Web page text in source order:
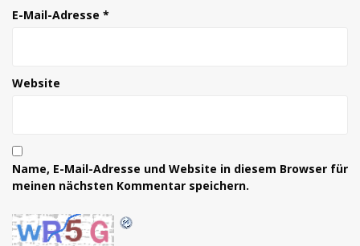
E-Mail-Adresse *
Website
Name, E-Mail-Adresse und Website in diesem Browser für
meinen nächsten Kommentar speichern.